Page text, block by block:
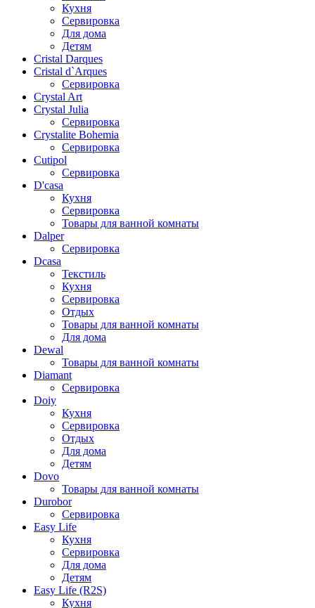
Кухня
Сервировка
Для дома
Детям
Cristal Darques
Cristal d`Arques
Сервировка
Crystal Art
Crystal Julia
Сервировка
Crystalite Bohemia
Сервировка
Cutipol
Сервировка
D'casa
Кухня
Сервировка
Товары для ванной комнаты
Dalper
Сервировка
Dcasa
Текстиль
Кухня
Сервировка
Отдых
Товары для ванной комнаты
Для дома
Dewal
Товары для ванной комнаты
Diamant
Сервировка
Doiy
Кухня
Сервировка
Отдых
Для дома
Детям
Dovo
Товары для ванной комнаты
Durobor
Сервировка
Easy Life
Кухня
Сервировка
Для дома
Детям
Easy Life (R2S)
Кухня